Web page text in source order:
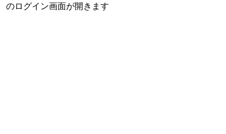
のログイン画面が開きます